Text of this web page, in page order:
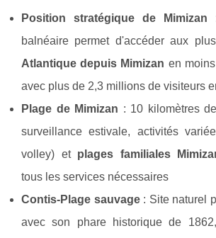
Position stratégique de Mimizan
balnéaire permet d'accéder aux
Atlantique depuis Mimizan en
avec plus de 2,3 millions de visiteurs
Plage de Mimizan : 10 kilomètres
surveillance estivale, activités
volley) et plages familiales
tous les services nécessaires
Contis-Plage sauvage: Site naturel
avec son phare historique de